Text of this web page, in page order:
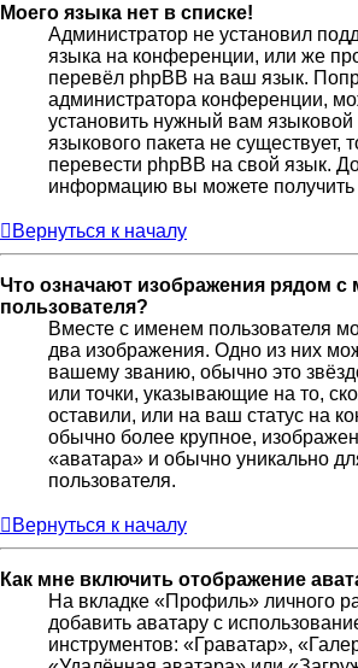
Моего языка нет в списке!
Администратор не установил
языка на конференции, или же
перевёл phpBB на ваш язык.
администратора конференции,
установить нужный вам языковой
языкового пакета не существует,
перевести phpBB на свой язык.
информацию вы можете получить
Вернуться к началу
Что означают изображения рядом
пользователя?
Вместе с именем пользователя
два изображения. Одно из них
вашему званию, обычно это
или точки, указывающие на то,
оставили, или на ваш статус на
обычно более крупное,
«аватара» и обычно уникально
пользователя.
Вернуться к началу
Как мне включить отображение
На вкладке «Профиль» личного
добавить аватару с
инструментов: «Граватар»,